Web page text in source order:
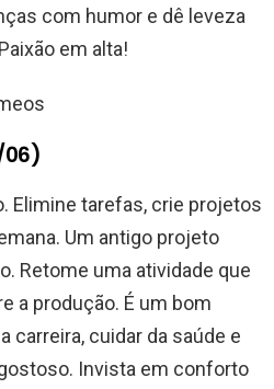
com humor e dê leveza
em alta!
06)
Elimine tarefas, crie projetos
Um antigo projeto
Retome uma atividade que
a produção. É um bom
carreira, cuidar da saúde e
Invista em conforto